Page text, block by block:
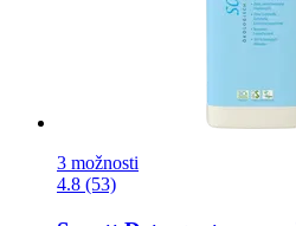
3 možnosti
4.8 (53)